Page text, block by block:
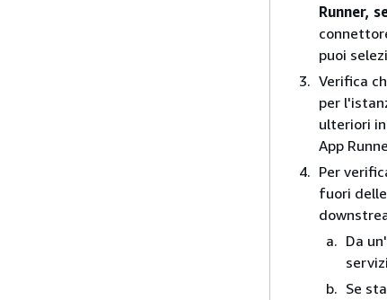
Runner,
puoi
Verifica
per
ulteriori
App
Per
fuori
Da
Se